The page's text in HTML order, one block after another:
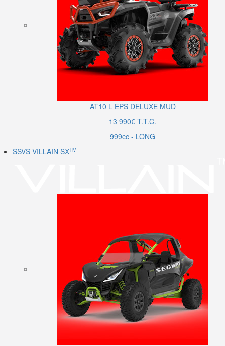
AT10 L EPS DELUXE MUD
13 990€ T.T.C.
999cc - LONG
SSVS VILLAIN SXTM